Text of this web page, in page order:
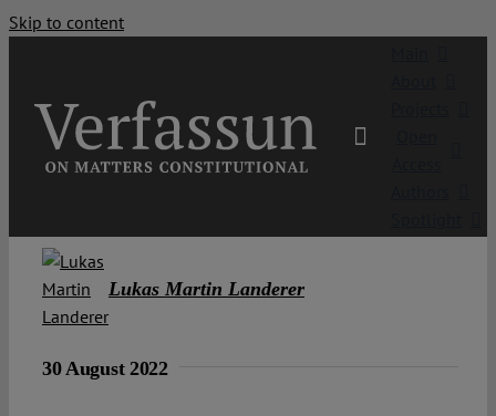
Skip to content
Lukas Martin Landerer
30 August 2022